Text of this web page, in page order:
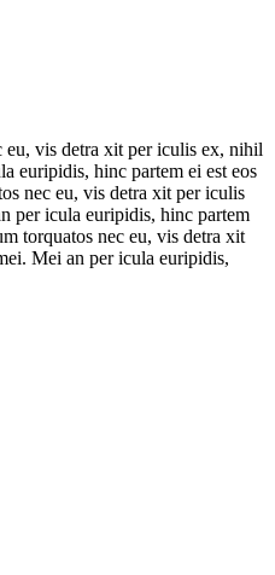
eu, vis detra xit per iculis ex, nihil
euripidis, hinc partem ei est eos
nec eu, vis detra xit per iculis
per icula euripidis, hinc partem
torquatos nec eu, vis detra xit
Mei an per icula euripidis,